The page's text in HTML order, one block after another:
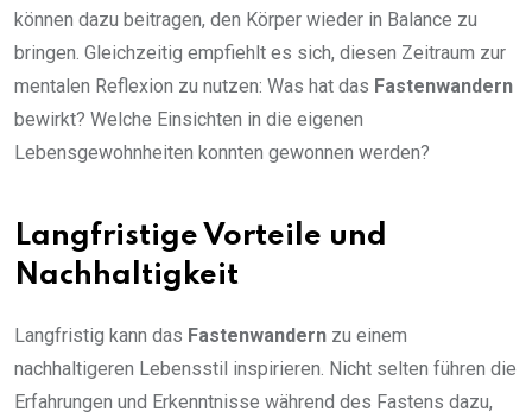
können dazu beitragen, den Körper wieder in Balance zu
bringen. Gleichzeitig empfiehlt es sich, diesen Zeitraum zur
mentalen Reflexion zu nutzen: Was hat das Fastenwandern
bewirkt? Welche Einsichten in die eigenen
Lebensgewohnheiten konnten gewonnen werden?
Langfristige Vorteile und
Nachhaltigkeit
Langfristig kann das Fastenwandern zu einem
nachhaltigeren Lebensstil inspirieren. Nicht selten führen die
Erfahrungen und Erkenntnisse während des Fastens dazu,